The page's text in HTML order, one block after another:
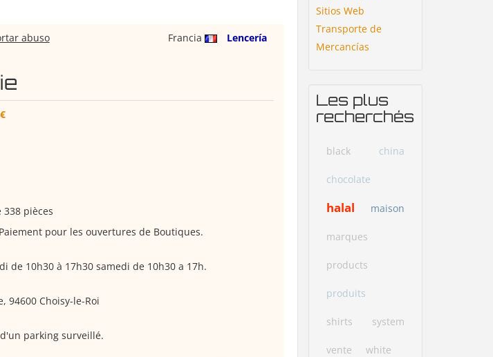
Francia Lencería
abuso
338 pièces
pour les ouvertures de Boutiques.
de 10h30 à 17h30 samedi de 10h30 a 17h.
94600 Choisy-le-Roi
parking surveillé.
Sitios Web
Transporte de
Mercancías
Les plus
recherchés
black china
chocolate
halal maison
marques
products
produits
shirts system
vente white